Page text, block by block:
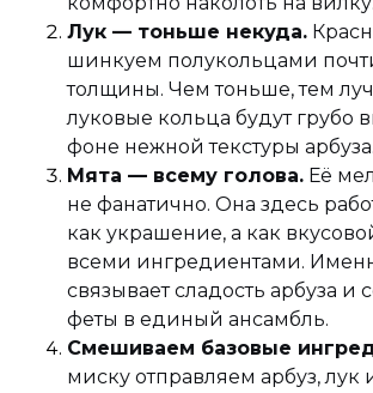
Лук — тоньше некуда.
шинкуем полукольцами
толщины. Чем тоньше, тем
луковые кольца будут грубо
фоне нежной текстуры арбуза.
Мята — всему голова. Её
не фанатично. Она здесь
как украшение, а как
всеми ингредиентами.
связывает сладость арбуза и
феты в единый ансамбль.
Смешиваем базовые
миску отправляем арбуз, лук